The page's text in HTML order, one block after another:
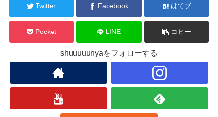
Twitter Facebook はてブ
Pocket LINE コピー
shuuuuunyaをフォローする